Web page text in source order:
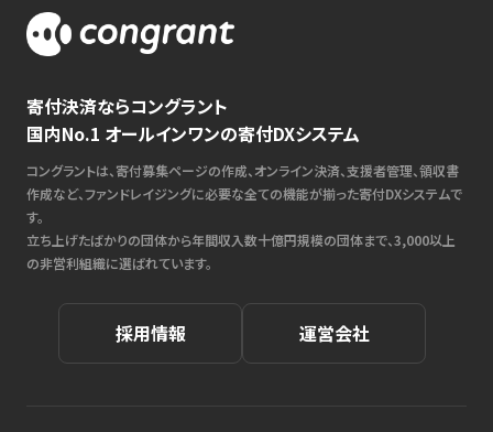
寄付決済ならコングラント
国内No.1 オールインワンの寄付DXシステム
コングラントは、寄付募集ページの作成、オンライン決済、支援者管理、領収書
作成など、ファンドレイジングに必要な全ての機能が揃った寄付DXシステムで
す。
立ち上げたばかりの団体から年間収入数十億円規模の団体まで、3,000以上
の非営利組織に選ばれています。
採用情報 運営会社